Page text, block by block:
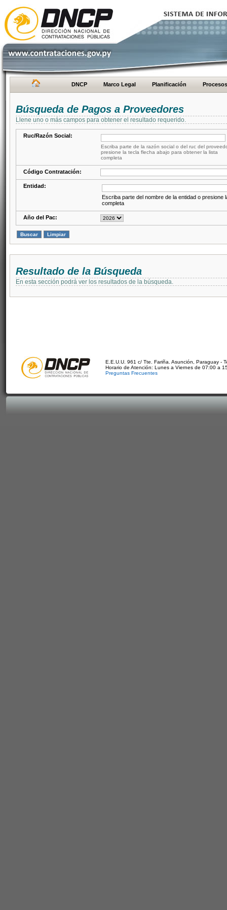
DNCP Marco Legal Planificación Procesos
Búsqueda de Pagos a Proveedores
Llene uno o más campos para obtener el resultado requerido.
Ruc/Razón Social:
Escriba parte de la razón social o del ruc del
presione la tecla flecha abajo para obtener la lista
completa
Código Contratación:
Entidad:
Escriba parte del nombre de la entidad o presione
completa
Año del Pac:
Resultado de la Búsqueda
En esta sección podrá ver los resultados de la búsqueda.
E.E.U.U. 961 c/ Tte. Fariña. Asunción, Paraguay -
Horario de Atención: Lunes a Viernes de 07:00 a
Preguntas Frecuentes